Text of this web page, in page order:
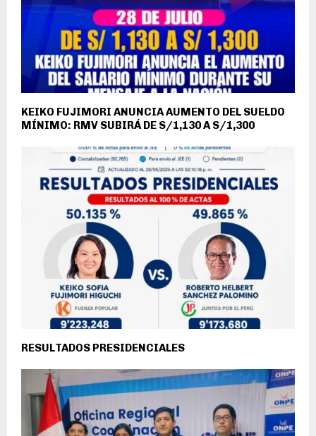
KEIKO FUJIMORI ANUNCIA AUMENTO DEL SUELDO
MÍNIMO: RMV SUBIRÁ DE S/1,130 A S/1,300
RESULTADOS PRESIDENCIALES